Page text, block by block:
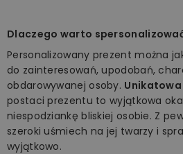
Dlaczego warto
Personalizowany prezent można
do zainteresowań, upodobań,
obdarowywanej osoby.
postaci prezentu to wyjątkowa
niespodziankę bliskiej osobie. Z
szeroki uśmiech na jej twarzy i
wyjątkowo.